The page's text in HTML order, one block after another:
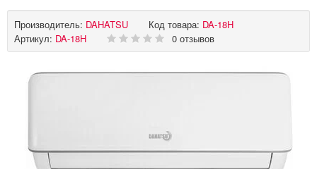
Производитель: DAHATSU Код товара: DA-18H
Артикул: DA-18H 0 отзывов